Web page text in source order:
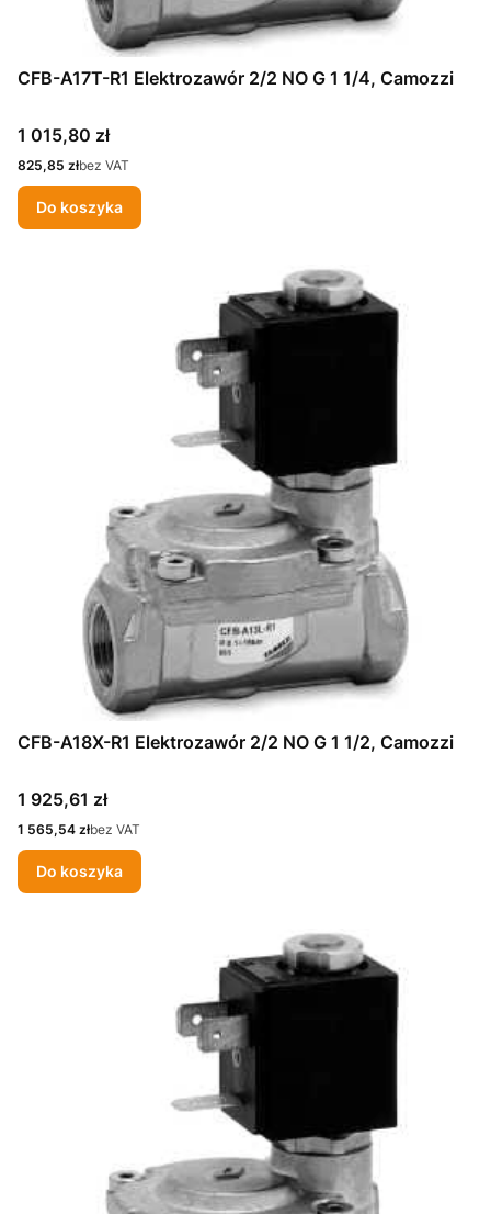
CFB-A17T-R1 Elektrozawór 2/2 NO G 1 1/4, Camozzi
Cena
1 015,80 zł
Cena
825,85 złbez VAT
Do koszyka
CFB-A18X-R1 Elektrozawór 2/2 NO G 1 1/2, Camozzi
Cena
1 925,61 zł
Cena
1 565,54 złbez VAT
Do koszyka